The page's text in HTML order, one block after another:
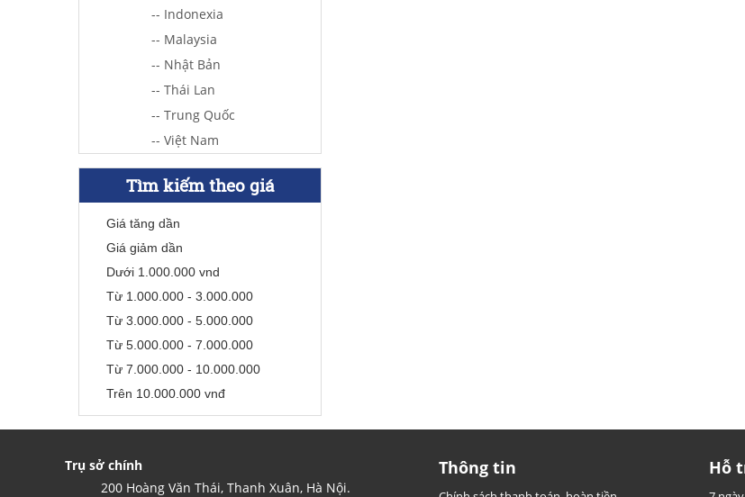
-- Indonexia
-- Malaysia
-- Nhật Bản
-- Thái Lan
-- Trung Quốc
-- Việt Nam
Tìm kiếm theo giá
Giá tăng dần
Giá giảm dần
Dưới 1.000.000 vnd
Từ 1.000.000 - 3.000.000
Từ 3.000.000 - 5.000.000
Từ 5.000.000 - 7.000.000
Từ 7.000.000 - 10.000.000
Trên 10.000.000 vnđ
Trụ sở chính
200 Hoàng Văn Thái, Thanh Xuân, Hà Nội.
Thông tin Hỗ